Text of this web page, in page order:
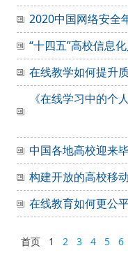
2020中国网络安全
“十四五”高校信息
在线教学如何提升
《在线学习中的个
中国各地高校迎来
构建开放的高校移
在线教育如何更公
首页 1 2 3 4 5 6